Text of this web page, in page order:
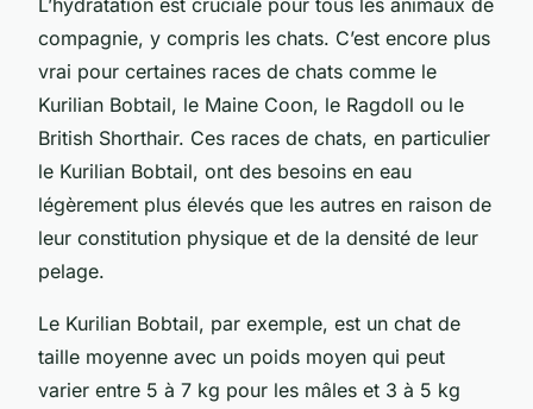
compagnie, y compris les chats. C’est encore plus
vrai pour certaines races de chats comme le
Kurilian Bobtail, le Maine Coon, le Ragdoll ou le
British Shorthair. Ces races de chats, en particulier
le Kurilian Bobtail, ont des besoins en eau
légèrement plus élevés que les autres en raison de
leur constitution physique et de la densité de leur
pelage.
Le Kurilian Bobtail, par exemple, est un chat de
taille moyenne avec un poids moyen qui peut
varier entre 5 à 7 kg pour les mâles et 3 à 5 kg